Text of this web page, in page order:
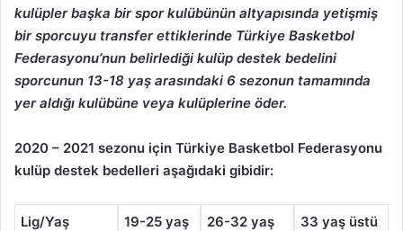
kulüpler başka bir spor kulübünün altyapısında yetişmiş
bir sporcuyu transfer ettiklerinde Türkiye Basketbol
Federasyonu’nun belirlediği kulüp destek bedelini
sporcunun 13-18 yaş arasındaki 6 sezonun tamamında
yer aldığı kulübüne veya kulüplerine öder.
2020 – 2021 sezonu için Türkiye Basketbol Federasyonu
kulüp destek bedelleri aşağıdaki gibidir:
Lig/Yaş 19-25 yaş 26-32 yaş 33 yaş üstü